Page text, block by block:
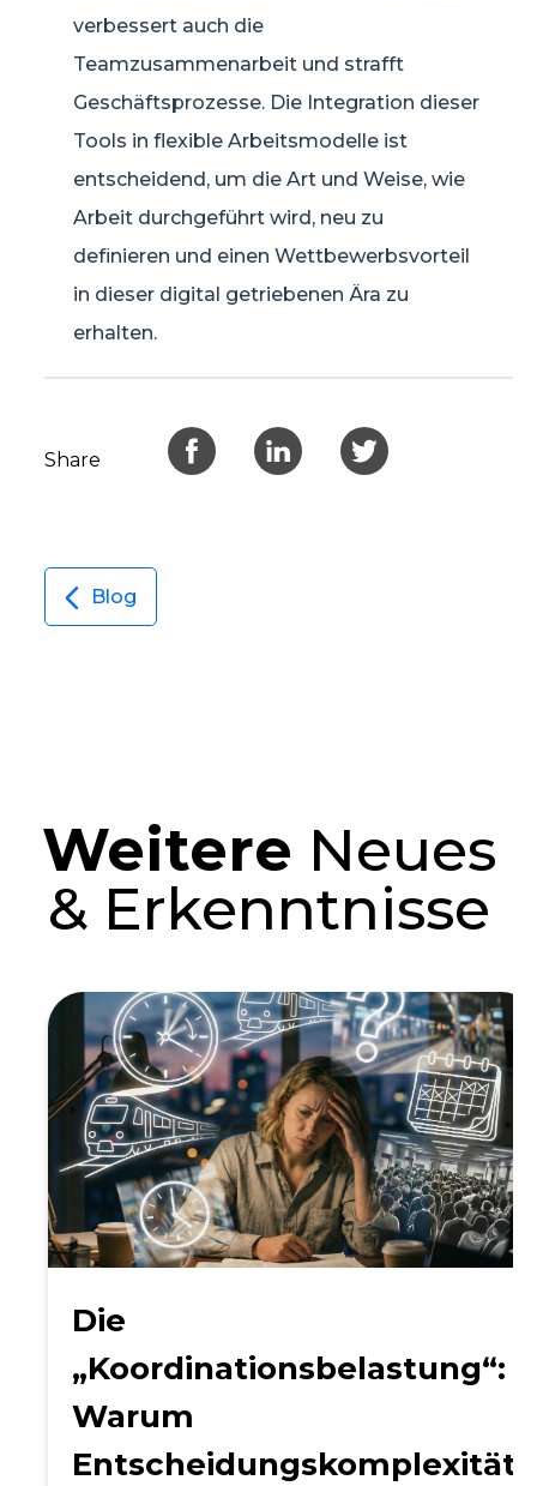
verbessert auch die
Teamzusammenarbeit und strafft
Geschäftsprozesse. Die Integration dieser
Tools in flexible Arbeitsmodelle ist
entscheidend, um die Art und Weise, wie
Arbeit durchgeführt wird, neu zu
definieren und einen Wettbewerbsvorteil
in dieser digital getriebenen Ära zu
erhalten.
Share
Blog
Weitere Neues
& Erkenntnisse
Die
„Koordinationsbelastung“:
Warum
Entscheidungskomplexität